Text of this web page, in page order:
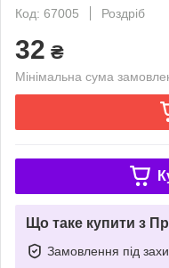
Код: 67005
Роздріб
32 ₴
Мінімальна сума
Що таке купити з
Замовлення під